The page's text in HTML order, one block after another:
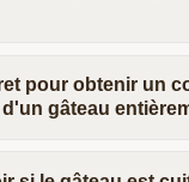
pour obtenir un
gâteau